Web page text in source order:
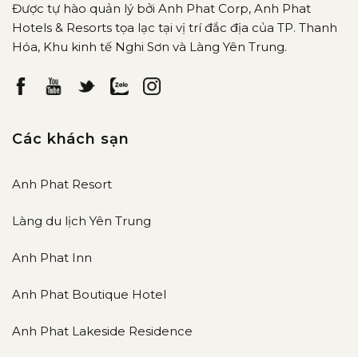
Được tự hào quản lý bởi Anh Phat Corp, Anh Phat
Hotels & Resorts tọa lạc tại vị trí đắc địa của TP. Thanh
Hóa, Khu kinh tế Nghi Sơn và Làng Yên Trung.
Các khách sạn
Anh Phat Resort
Làng du lịch Yên Trung
Anh Phat Inn
Anh Phat Boutique Hotel
Anh Phat Lakeside Residence